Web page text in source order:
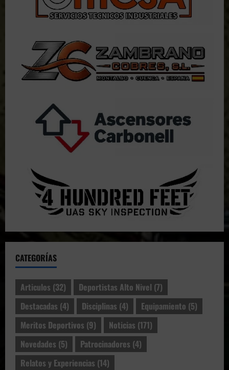
CATEGORÍAS
Articulos (32) Deportistas Alto Nivel (7)
Destacadas (4) Disciplinas (4) Equipamiento (5)
Meritos Deportivos (9) Noticias (171)
Novedades (5) Patrocinadores (4)
Relatos y Experiencias (14)